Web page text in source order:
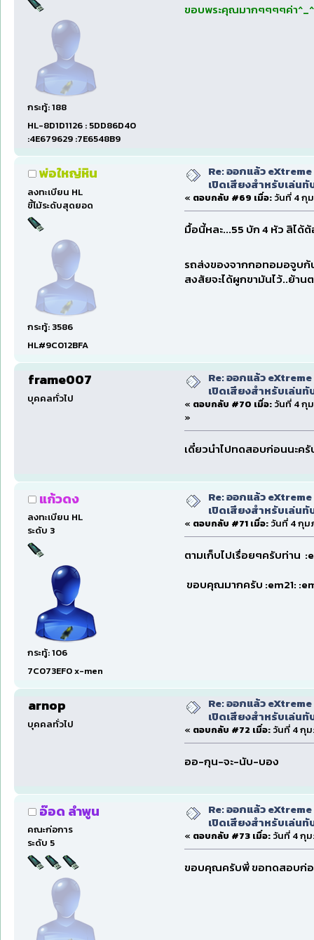
กระทู้: 188
HL-8D1D1126 : 5DD86D40
:4E679629 :7E6548B9
ขอบพระคุณมากๆๆๆๆค่า
พ่อใหญ่หิน
ลงทะเบียน HL
ขี้โม้ระดับสุดยอด
กระทู้: 3586
HL#9C012BFA
Re: ออกแล้ว
เปิดเสียงสำหรับเล่น
« ตอบกลับ #69 เมื่อ: วันที่ 4 กุ
มื้อนี้หละ...55 บัก 4 หัว สิได้
รถส่งของจากกอทอมอจูบก้
สงสัยจะได้ผูกขามันไว้..ย้าน
frame007
บุคคลทั่วไป
Re: ออกแล้ว
เปิดเสียงสำหรับเล่น
« ตอบกลับ #70 เมื่อ: วันที่ 4 กุ
»
เดี๋ยวนำไปทดสอบก่อนนะค
แก้วดง
ลงทะเบียน HL
ระดับ 3
กระทู้: 106
7C073EF0 x-men
Re: ออกแล้ว
เปิดเสียงสำหรับเล่น
« ตอบกลับ #71 เมื่อ: วันที่ 4 กุม
ตามเก็บไปเรื่อยๆครับท่าน
ขอบคุณมากครับ :em21:
arnop
บุคคลทั่วไป
Re: ออกแล้ว
เปิดเสียงสำหรับเล่น
« ตอบกลับ #72 เมื่อ: วันที่ 4 กุม
ออ-กุน-จะ-นับ-บอง
อ๊อด ลำพูน
คณะก่อการ
ระดับ 5
Re: ออกแล้ว
เปิดเสียงสำหรับเล่น
« ตอบกลับ #73 เมื่อ: วันที่ 4 กุ
ขอบคุณครับพี่ ขอทดสอบก่